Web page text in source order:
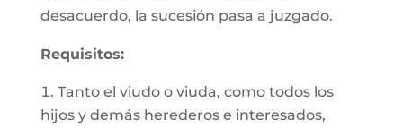
desacuerdo, la sucesión pasa a juzgado.
Requisitos:
Tanto el viudo o viuda, como todos los
hijos y demás herederos e interesados,